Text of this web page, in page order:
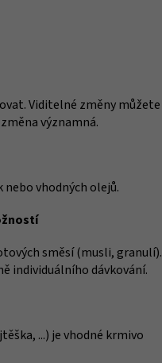
Viditelné změny můžete
významná.
vhodných olejů.
směsí (musli, granulí).
individuálního dávkování.
...) je vhodné krmivo